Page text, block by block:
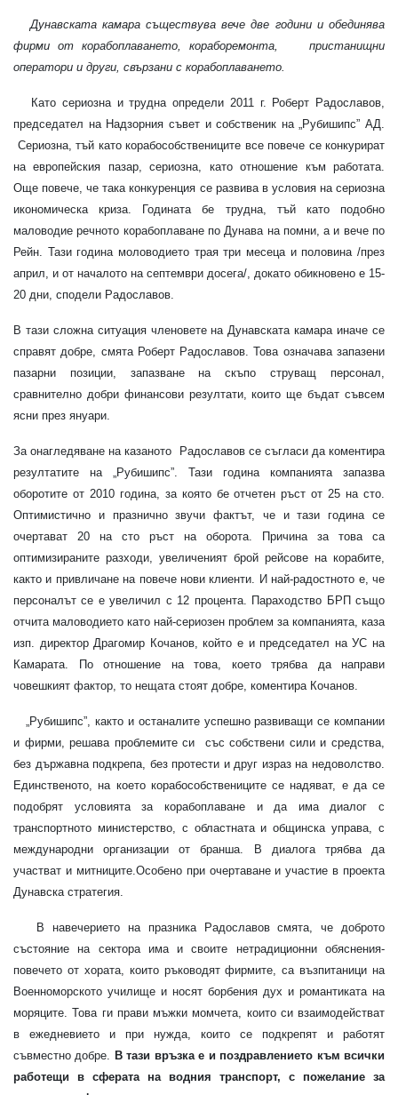
Дунавската камара съществува вече две години и обединява
фирми от корабоплаването, кораборемонта,
пристанищни
оператори и други, свързани с корабоплаването.
Като сериозна и трудна определи 2011 г. Роберт Радославов,
председател на Надзорния съвет и собственик на „Рубишипс” АД.
Сериозна, тъй като корабособствениците все повече се конкурират
на европейския пазар, сериозна, като отношение към работата.
Още повече, че така конкуренция се развива в условия на сериозна
икономическа криза. Годината бе трудна, тъй като подобно
маловодие речното корабоплаване по Дунава на помни, а и вече по
Рейн. Тази година моловодието трая три месеца и половина /през
април, и от началото на септември досега/, докато обикновено е 15-
20 дни, сподели Радославов.
В тази сложна ситуация членовете на Дунавската камара иначе се
справят добре, смята Роберт Радославов. Това означава запазени
пазарни позиции, запазване на скъпо струващ персонал,
сравнително добри финансови резултати, които ще бъдат съвсем
ясни през януари.
За онагледяване на казаното
Радославов се съгласи да коментира
резултатите на „Рубишипс”. Тази година компанията запазва
оборотите от 2010 година, за която бе отчетен ръст от 25 на сто.
Оптимистично и празнично звучи фактът, че и тази година се
очертават 20 на сто ръст на оборота. Причина за това са
оптимизираните разходи, увеличеният брой рейсове на корабите,
както и привличане на повече нови клиенти. И най-радостното е, че
персоналът се е увеличил с 12 процента. Параходство БРП също
отчита маловодието като най-сериозен проблем за компанията, каза
изп. директор Драгомир Кочанов, който е и председател на УС на
Камарата. По отношение на това, което трябва да направи
човешкият фактор, то нещата стоят добре, коментира Кочанов.
„Рубишипс”, както и останалите успешно развиващи се компании
и фирми, решава проблемите си със собствени сили и средства,
без държавна подкрепа, без протести и друг израз на недоволство.
Единственото, на което корабособствениците се надяват, е да се
подобрят условията за корабоплаване и да има диалог с
транспортното министерство, с областната и общинска управа, с
международни организации от бранша. В диалога трябва да
участват и митниците.Особено при очертаване и участие в проекта
Дунавска стратегия.
В навечерието на празника Радославов смята, че доброто
състояние на сектора има и своите нетрадиционни обяснения-
повечето от хората, които ръководят фирмите, са възпитаници на
Военноморското училище и носят борбения дух и романтиката на
моряците. Това ги прави мъжки момчета, които си взаимодействат
в ежедневието и при нужда, които се подкрепят и работят
съвместно добре. В тази връзка е и поздравлението към всички
работещи в сферата на водния транспорт, с пожелание за